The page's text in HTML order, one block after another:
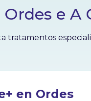
e A
en Ordes